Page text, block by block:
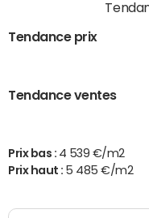
Tendance prix
Tendance ventes
Prix bas : 4 539 €/m2
Prix haut : 5 485 €/m2